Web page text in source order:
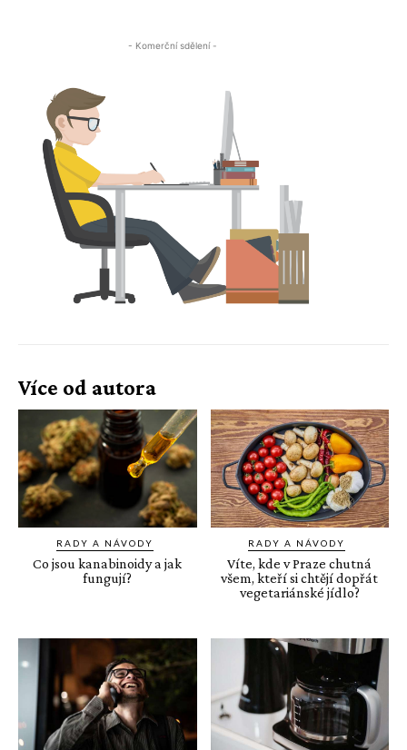
- Komerční sdělení -
Více od autora
RADY A NÁVODY
Co jsou kanabinoidy a jak
fungují?
RADY A NÁVODY
Víte, kde v Praze chutná
všem, kteří si chtějí dopřát
vegetariánské jídlo?